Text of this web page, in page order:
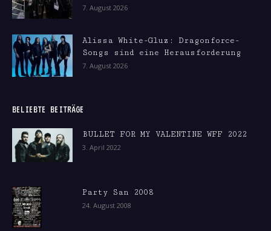
7. August 2026
Alissa White-Gluz: Dragonforce-
Songs sind eine Herausforderung
7. August 2026
BELIEBTE BEITRÄGE
BULLET FOR MY VALENTINE WFF 2022
3. April 2022
Party San 2008
24. August 2008